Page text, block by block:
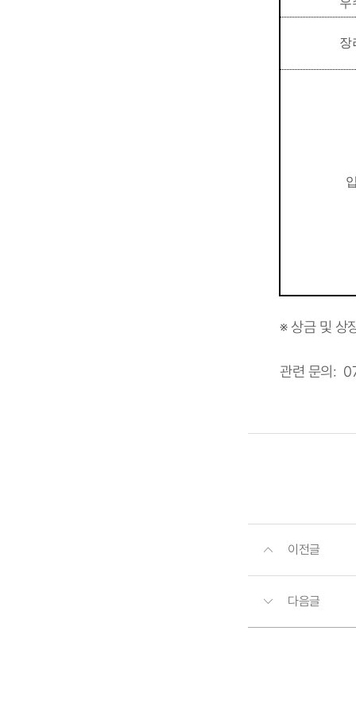
우
장
※ 상금 및 상
관련 문의:
이전글
다음글